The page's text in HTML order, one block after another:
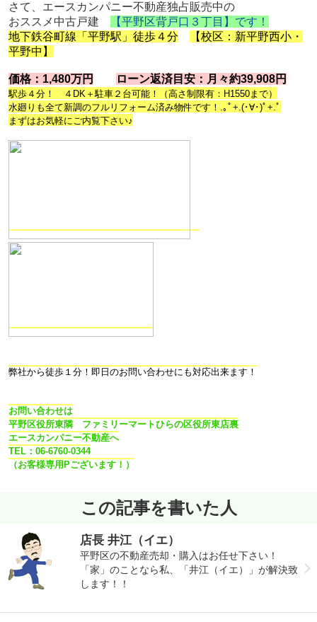
さて、エースカンパニー不動産独占販売中の
おススメ中古戸建
【平野区背戸口３丁目】です！
地下鉄谷町線「平野駅」徒歩４分
【校区：新平野西小・
平野中】
価格：1,480万円 ローン返済目安：月々約39,908円
駅歩４分！ ４DK＋駐車２台可能！（高さ制限有：H1550まで）
水廻りも全て新調のフルリフォーム済み物件です！.｡ﾟ+.(･∀･)ﾟ+.ﾟ
まずはお気軽にご内覧下さい♪
弊社から徒歩１分！即日のお問い合わせにも対応出来ます！
お問い合わせは
平野区役所東隣 ファミリーマートひらの区役所東店裏
エースカンパニー不動産へ
TEL：06-6760-0344
（お客様専用Pございます！）
この記事を書いた人
店長 井江（イエ）
平野区の不動産売却・購入はお任せ下さい！
「家」のことなら私、「井江（イエ）」が解決致
します！！